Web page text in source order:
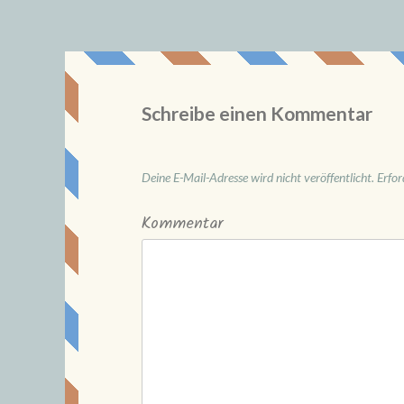
Schreibe einen Kommentar
Deine E-Mail-Adresse wird nicht veröffentlicht.
Kommentar